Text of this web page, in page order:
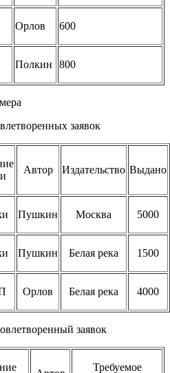
Орлов 600
Полкин 800
заявок
Автор Издательство Выдано
Пушкин Москва 5000
Пушкин Белая река 1500
Орлов Белая река 4000
заявок
Требуемое